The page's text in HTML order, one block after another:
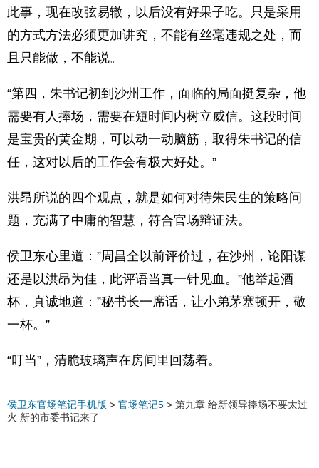
此事，现在改弦易辙，以后没有好果子吃。只是采用
的方式方法必须更加讲究，不能有丝毫违规之处，而
且只能做，不能说。
“第四，朱书记初到沙州工作，面临的局面挺复杂，他
需要有人捧场，需要在短时间内树立威信。这段时间
是宝贵的黄金期，可以动一动脑筋，取得朱书记的信
任，这对以后的工作会有极大好处。”
洪昂所说的四个观点，就是如何对待朱民生的策略问
题，充满了中庸的智慧，符合官场辩证法。
侯卫东心里道：”周昌全以前评价过，在沙州，论阳谋
还是以洪昂为佳，此评语当真一针见血。”他举起酒
杯，真诚地道：”秘书长一席话，让小弟茅塞顿开，敬
一杯。”
“叮当”，清脆玻璃声在房间里回荡着。
侯卫东官场笔记手机版 > 官场笔记5 > 第九章 给新领导捧场不要太过
火 新的市委书记来了